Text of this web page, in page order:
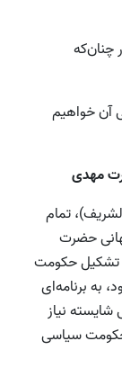
چنان‌که
آن خواهیم
مهدی
تمام
حضرت
تشكيل حكومت
به برنامه‌اى
شايسته نیاز
حكومت سياسى